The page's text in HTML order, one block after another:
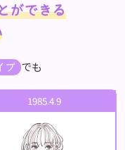
ができる
プ でも
1985.4.9